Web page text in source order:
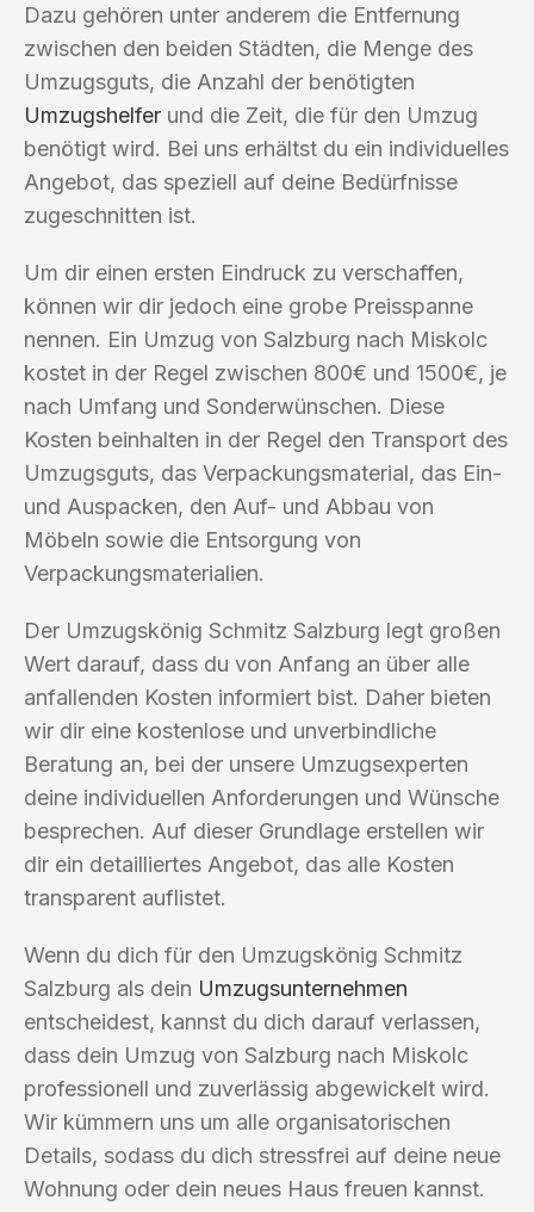
Dazu gehören unter anderem die Entfernung
zwischen den beiden Städten, die Menge des
Umzugsguts, die Anzahl der benötigten
Umzugshelfer und die Zeit, die für den Umzug
benötigt wird. Bei uns erhältst du ein individuelles
Angebot, das speziell auf deine Bedürfnisse
zugeschnitten ist.
Um dir einen ersten Eindruck zu verschaffen,
können wir dir jedoch eine grobe Preisspanne
nennen. Ein Umzug von Salzburg nach Miskolc
kostet in der Regel zwischen 800€ und 1500€, je
nach Umfang und Sonderwünschen. Diese
Kosten beinhalten in der Regel den Transport des
Umzugsguts, das Verpackungsmaterial, das Ein-
und Auspacken, den Auf- und Abbau von
Möbeln sowie die Entsorgung von
Verpackungsmaterialien.
Der Umzugskönig Schmitz Salzburg legt großen
Wert darauf, dass du von Anfang an über alle
anfallenden Kosten informiert bist. Daher bieten
wir dir eine kostenlose und unverbindliche
Beratung an, bei der unsere Umzugsexperten
deine individuellen Anforderungen und Wünsche
besprechen. Auf dieser Grundlage erstellen wir
dir ein detailliertes Angebot, das alle Kosten
transparent auflistet.
Wenn du dich für den Umzugskönig Schmitz
Salzburg als dein Umzugsunternehmen
entscheidest, kannst du dich darauf verlassen,
dass dein Umzug von Salzburg nach Miskolc
professionell und zuverlässig abgewickelt wird.
Wir kümmern uns um alle organisatorischen
Details, sodass du dich stressfrei auf deine neue
Wohnung oder dein neues Haus freuen kannst.